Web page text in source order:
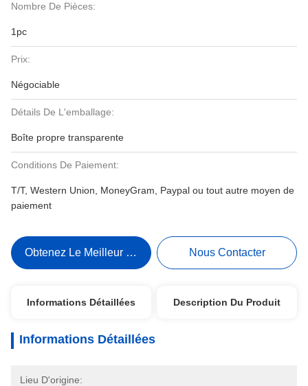
Nombre De Pièces:
1pc
Prix:
Négociable
Détails De L'emballage:
Boîte propre transparente
Conditions De Paiement:
T/T, Western Union, MoneyGram, Paypal ou tout autre moyen de
paiement
Obtenez Le Meilleur Prix Nous Contacter
Informations Détaillées Description Du Produit
Informations Détaillées
Lieu D'origine: